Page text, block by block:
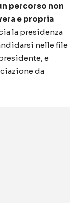
percorso non
e propria
la presidenza
nelle file
e
da